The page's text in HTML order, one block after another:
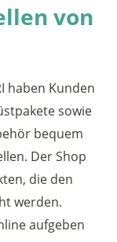
von
haben Kunden
sowie
bequem
Der Shop
die den
werden.
aufgeben